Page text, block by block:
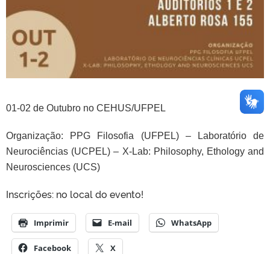
01-02 de Outubro no CEHUS/UFPEL
Organização: PPG Filosofia (UFPEL) – Laboratório de
Neurociências (UCPEL) – X-Lab: Philosophy, Ethology and
Neurosciences (UCS)
Inscrições: no local do evento!
Imprimir E-mail WhatsApp
Facebook X